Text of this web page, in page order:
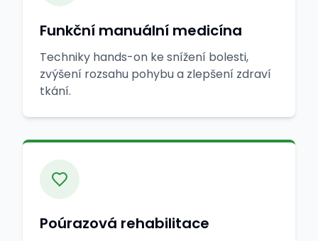
Funkční manuální medicína
Techniky hands-on ke snížení bolesti,
zvýšení rozsahu pohybu a zlepšení zdraví
tkání.
Poúrazová rehabilitace